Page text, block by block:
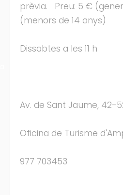
prèvia. Preu: 5 €
(menors de 14 anys)
Dissabtes a les 11 h
Av. de Sant Jaume, 42-
Oficina de Turisme
977 703453